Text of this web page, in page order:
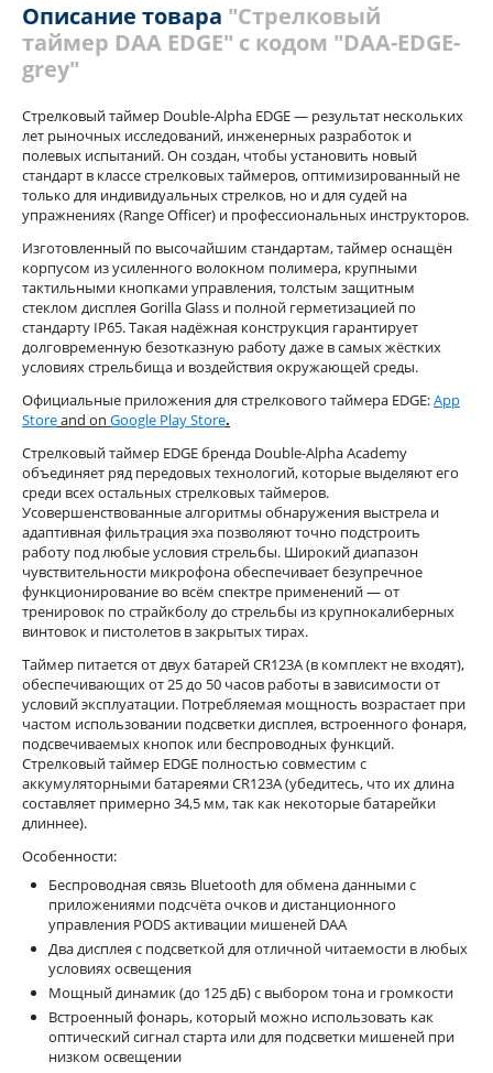
Похожие товары Теги
Описание товара "Стрелковый
таймер DAA EDGE" с кодом "DAA-EDGE-
grey"
Стрелковый таймер Double‑Alpha EDGE — результат нескольких
лет рыночных исследований, инженерных разработок и
полевых испытаний. Он создан, чтобы установить новый
стандарт в классе стрелковых таймеров, оптимизированный не
только для индивидуальных стрелков, но и для судей на
упражнениях (Range Officer) и профессиональных инструкторов.
Изготовленный по высочайшим стандартам, таймер оснащён
корпусом из усиленного волокном полимера, крупными
тактильными кнопками управления, толстым защитным
стеклом дисплея Gorilla Glass и полной герметизацией по
стандарту IP65. Такая надёжная конструкция гарантирует
долговременную безотказную работу даже в самых жёстких
условиях стрельбища и воздействия окружающей среды.
Официальные приложения для стрелкового таймера EDGE:App
Storeand on Google Play Store.
Стрелковый таймер EDGE бренда Double‑Alpha Academy
объединяет ряд передовых технологий, которые выделяют его
среди всех остальных стрелковых таймеров.
Усовершенствованные алгоритмы обнаружения выстрела и
адаптивная фильтрация эха позволяют точно подстроить
работу под любые условия стрельбы. Широкий диапазон
чувствительности микрофона обеспечивает безупречное
функционирование во всём спектре применений — от
тренировок по страйкболу до стрельбы из крупнокалиберных
винтовок и пистолетов в закрытых тирах.
Таймер питается от двух батарей CR123A (в комплект не входят),
обеспечивающих от 25 до 50 часов работы в зависимости от
условий эксплуатации. Потребляемая мощность возрастает при
частом использовании подсветки дисплея, встроенного фонаря,
подсвечиваемых кнопок или беспроводных функций.
Стрелковый таймер EDGE полностью совместим с
аккумуляторными батареями CR123A (убедитесь, что их длина
составляет примерно 34,5 мм, так как некоторые батарейки
длиннее).
Особенности:
Беспроводная связь Bluetooth для обмена данными с
приложениями подсчёта очков и дистанционного
управления PODS активации мишеней DAA
Два дисплея с подсветкой для отличной читаемости в любых
условиях освещения
Мощный динамик (до 125 дБ) с выбором тона и громкости
Встроенный фонарь, который можно использовать как
оптический сигнал старта или для подсветки мишеней при
низком освещении